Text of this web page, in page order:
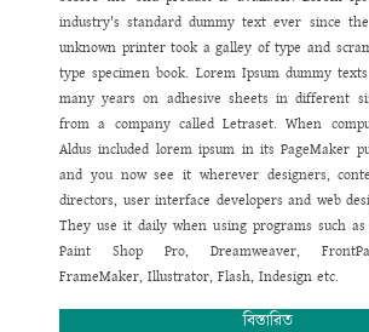
industry's standard dummy text ever since
unknown printer took a galley of type and
type specimen book. Lorem Ipsum dummy
many years on adhesive sheets in different
from a company called Letraset. When
Aldus included lorem ipsum in its PageMaker
and you now see it wherever designers,
directors, user interface developers and web
They use it daily when using programs such as
Paint Shop Pro, Dreamweaver,
FrameMaker, Illustrator, Flash, Indesign etc.
Lorem Ipsum is a dummy text that is mainly
বিস্তারিত